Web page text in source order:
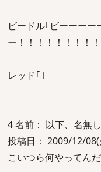
ビードル｢ビーーーー
ー！！！！！！！！
レッド｢｣
4 名前： 以下、名無
投稿日： 2009/12/
こいつら何やってん